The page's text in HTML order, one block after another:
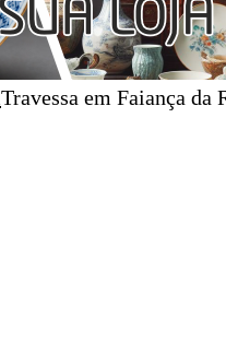
Travessa em Faiança